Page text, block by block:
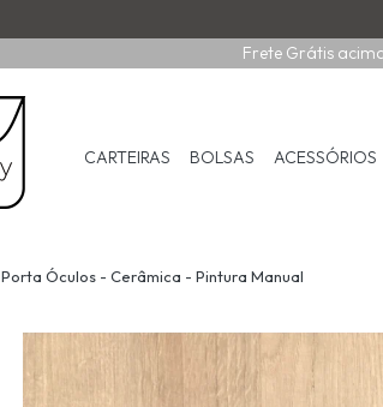
Frete Grátis
CARTEIRAS BOLSAS ACESSÓRIOS
Porta Óculos - Cerâmica - Pintura Manual